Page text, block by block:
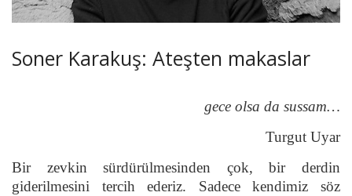
Soner Karakuş: Ateşten makaslar
gece olsa da sussam…
Turgut Uyar
Bir zevkin sürdürülmesinden çok, bir derdin
giderilmesini tercih ederiz. Sadece kendimiz söz